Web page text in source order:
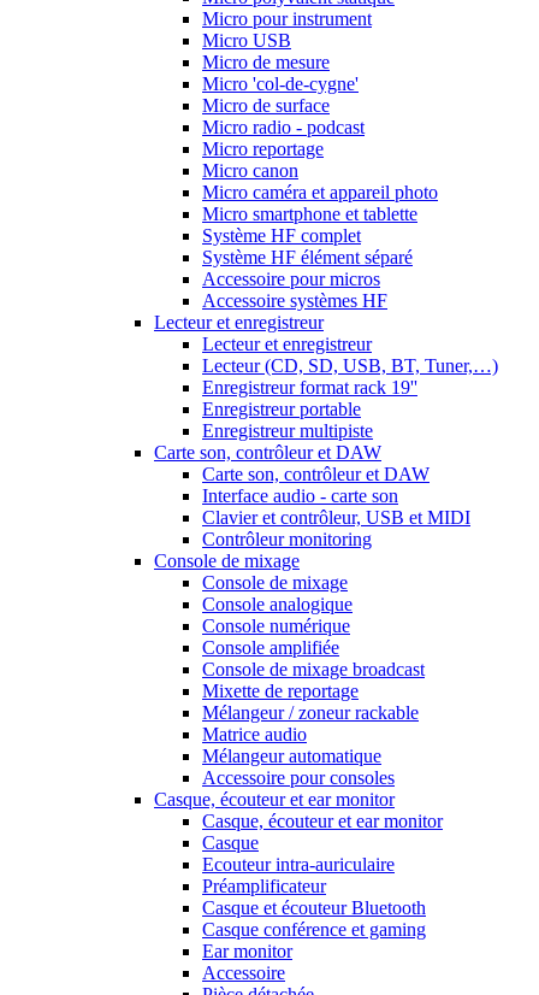
Micro pour instrument
Micro USB
Micro de mesure
Micro 'col-de-cygne'
Micro de surface
Micro radio - podcast
Micro reportage
Micro canon
Micro caméra et appareil photo
Micro smartphone et tablette
Système HF complet
Système HF élément séparé
Accessoire pour micros
Accessoire systèmes HF
Lecteur et enregistreur
Lecteur et enregistreur
Lecteur (CD, SD, USB, BT, Tuner,…)
Enregistreur format rack 19''
Enregistreur portable
Enregistreur multipiste
Carte son, contrôleur et DAW
Carte son, contrôleur et DAW
Interface audio - carte son
Clavier et contrôleur, USB et MIDI
Contrôleur monitoring
Console de mixage
Console de mixage
Console analogique
Console numérique
Console amplifiée
Console de mixage broadcast
Mixette de reportage
Mélangeur / zoneur rackable
Matrice audio
Mélangeur automatique
Accessoire pour consoles
Casque, écouteur et ear monitor
Casque, écouteur et ear monitor
Casque
Ecouteur intra-auriculaire
Préamplificateur
Casque et écouteur Bluetooth
Casque conférence et gaming
Ear monitor
Accessoire